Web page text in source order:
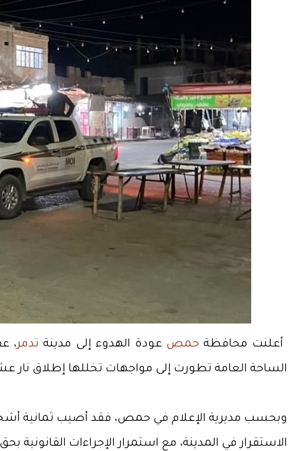
أعلنت محافظة حمص عودة الهدوء إلى مدينةتدمر
الساحة العامة تطورت إلى مواجهات تخللها إطلاق نار
وبحسب مديرية الإعلام في حمص، فقد أصيب ثمانية
الاستقرار في المدينة، مع استمرار الإجراءات